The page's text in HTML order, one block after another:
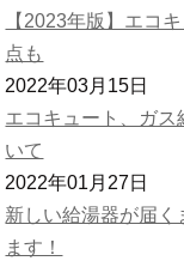
【2023年版】エコ
点も
2022年03月15日
エコキュート、ガ
いて
2022年01月27日
新しい給湯器が届く
ます！